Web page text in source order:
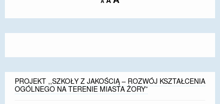
size.size.size.
PROJEKT ,,SZKOŁY Z JAKOŚCIĄ – ROZWÓJ KSZTAŁCENIA
OGÓLNEGO NA TERENIE MIASTA ŻORY”